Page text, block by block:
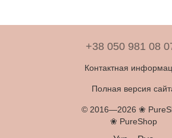
+38 050 981 08
Контактная
Полная версия
© 2016—2026 ❀
❀ PureShop